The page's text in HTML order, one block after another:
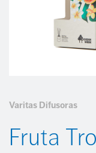
INSECTICIDAS
Portal del empleado
Varitas Difusoras
Fruta